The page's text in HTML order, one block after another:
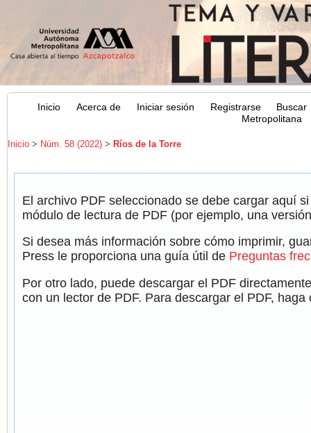
Inicio Acerca de Iniciar sesión Registrarse
Buscar
Metropolitana
Inicio> Núm. 58 (2022)> Ríos de la Torre
El archivo PDF seleccionado se debe cargar aquí
módulo de lectura de PDF (por ejemplo, una
Si desea más información sobre cómo imprimir,
Press le proporciona una guía útil de Preguntas
Por otro lado, puede descargar el PDF
con un lector de PDF. Para descargar el PDF,